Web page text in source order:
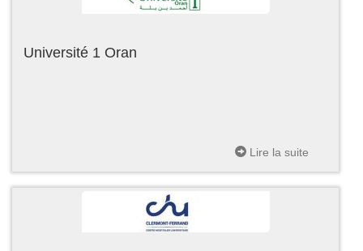
Université 1 Oran
Lire la suite